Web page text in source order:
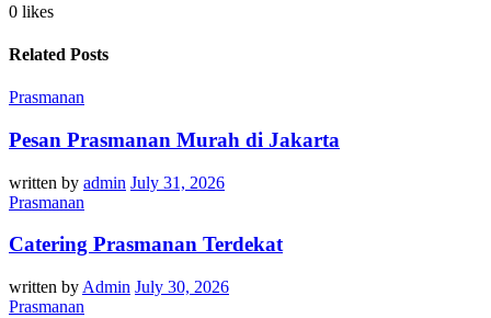
0 likes
Related Posts
Prasmanan
Pesan Prasmanan Murah di Jakarta
written by admin July 31, 2026
Prasmanan
Catering Prasmanan Terdekat
written by Admin July 30, 2026
Prasmanan